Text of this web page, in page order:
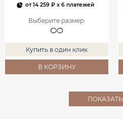
от14 259 ₽ x 6 платежей
Выберите размер:
Купить в один клик
В КОРЗИНУ